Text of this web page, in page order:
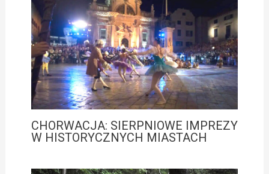
CHORWACJA: SIERPNIOWE IMPREZY
W HISTORYCZNYCH MIASTACH